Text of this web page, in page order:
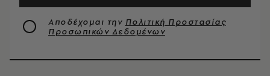
Αποδέχομαι την Πολιτική Προστασίας
Προσωπικών Δεδομένων